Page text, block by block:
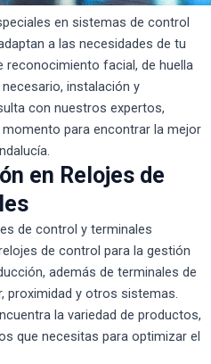
en sistemas de control
a las necesidades de tu
reconocimiento facial, de huella
instalación y
con nuestros expertos,
para encontrar la mejor
en Relojes de
de control para la gestión
además de terminales de
proximidad y otros sistemas.
la variedad de productos,
que necesitas para optimizar el